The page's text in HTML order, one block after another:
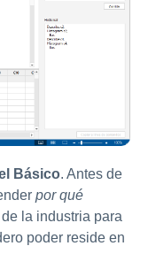
Básico. Antes de
por qué
la industria para
poder reside en